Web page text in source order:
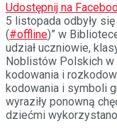
Udostępnij na
5 listopada odbyły
(#offline)” w
udział uczniowie,
Noblistów Polskich w
kodowania i
kodowania i symboli
wyraziły ponowną
dziećmi